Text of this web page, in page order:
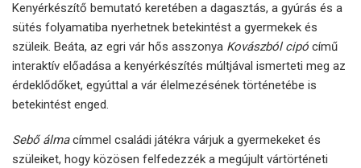
Kenyérkészítő bemutató keretében a dagasztás, a gyúrás és a
sütés folyamatiba nyerhetnek betekintést a gyermekek és
szüleik. Beáta, az egri vár hős asszonya Kovászból cipó című
interaktív előadása a kenyérkészítés múltjával ismerteti meg az
érdeklődőket, egyúttal a vár élelmezésének történetébe is
betekintést enged.
Sebő álmacímmel családi játékra várjuk a gyermekeket és
szüleiket, hogy közösen felfedezzék a megújult vártörténeti